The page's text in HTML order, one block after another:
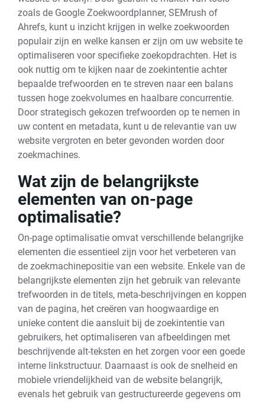
zoals de Google Zoekwoordplanner, SEMrush of
Ahrefs, kunt u inzicht krijgen in welke zoekwoorden
populair zijn en welke kansen er zijn om uw website te
optimaliseren voor specifieke zoekopdrachten. Het is
ook nuttig om te kijken naar de zoekintentie achter
bepaalde trefwoorden en te streven naar een balans
tussen hoge zoekvolumes en haalbare concurrentie.
Door strategisch gekozen trefwoorden op te nemen in
uw content en metadata, kunt u de relevantie van uw
website vergroten en beter gevonden worden door
zoekmachines.
Wat zijn de belangrijkste
elementen van on-page
optimalisatie?
On-page optimalisatie omvat verschillende belangrijke
elementen die essentieel zijn voor het verbeteren van
de zoekmachinepositie van een website. Enkele van de
belangrijkste elementen zijn het gebruik van relevante
trefwoorden in de titels, meta-beschrijvingen en koppen
van de pagina, het creëren van hoogwaardige en
unieke content die aansluit bij de zoekintentie van
gebruikers, het optimaliseren van afbeeldingen met
beschrijvende alt-teksten en het zorgen voor een goede
interne linkstructuur. Daarnaast is ook de snelheid en
mobiele vriendelijkheid van de website belangrijk,
evenals het gebruik van gestructureerde gegevens om